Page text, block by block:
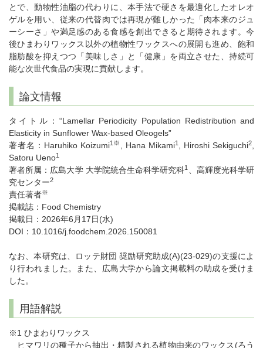
とで、動物性油脂の代わりに、本手法で硬さを最適化したオレオ
ゲルを用い、従来の代替肉では再現が難しかった「肉本来のジュ
ーシーさ」や満足感のある食感を創出できると期待されます。今
後ひまわりワックス以外の植物性ワックスへの展開も進め、飽和
脂肪酸を抑えつつ「美味しさ」と「健康」を両立させた、持続可
能な次世代食品の実現に貢献します。
論文情報
タイトル：“Lamellar Periodicity Population Redistribution and
Elasticity in Sunflower Wax-based Oleogels”
著者名：Haruhiko Koizumi1※ , Hana Mikami1 , Hiroshi Sekiguchi2
Satoru Ueno1
著者所属：広島大学 大学院統合生命科学研究科1
、高輝度光科学研
究センター2
責任著者※
掲載誌：Food Chemistry
掲載日：2026年6月17日(水)
DOI：10.1016/j.foodchem.2026.150081
なお、本研究は、ロッテ財団 奨励研究助成(A)(23-029)の支援によ
り行われました。また、広島大学から論文掲載料の助成を受けま
した。
用語解説
※1 ひまわりワックス
ヒマワリの種子から抽出・精製される植物由来のワックス(ろう